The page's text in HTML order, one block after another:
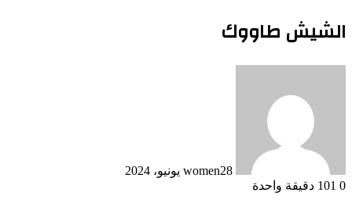
الشيش طاووك
women28 يونيو، 2024
0
دقيقة واحدة